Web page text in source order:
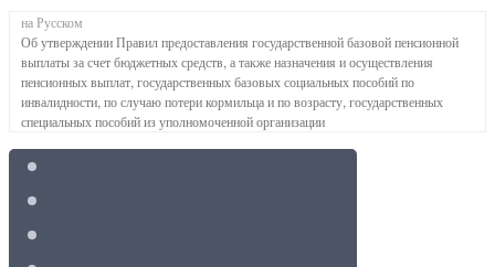
на Русском
Об утверждении Правил предоставления государственной базовой пенсионной
выплаты за счет бюджетных средств, а также назначения и осуществления
пенсионных выплат, государственных базовых социальных пособий по
инвалидности, по случаю потери кормильца и по возрасту, государственных
специальных пособий из уполномоченной организации